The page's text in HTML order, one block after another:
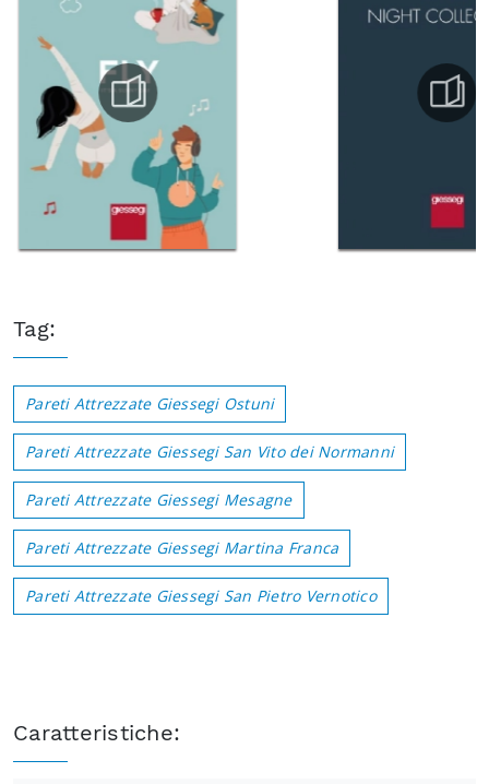
Tag:
Pareti Attrezzate Giessegi Ostuni
Pareti Attrezzate Giessegi San Vito dei Normanni
Pareti Attrezzate Giessegi Mesagne
Pareti Attrezzate Giessegi Martina Franca
Pareti Attrezzate Giessegi San Pietro Vernotico
Caratteristiche: